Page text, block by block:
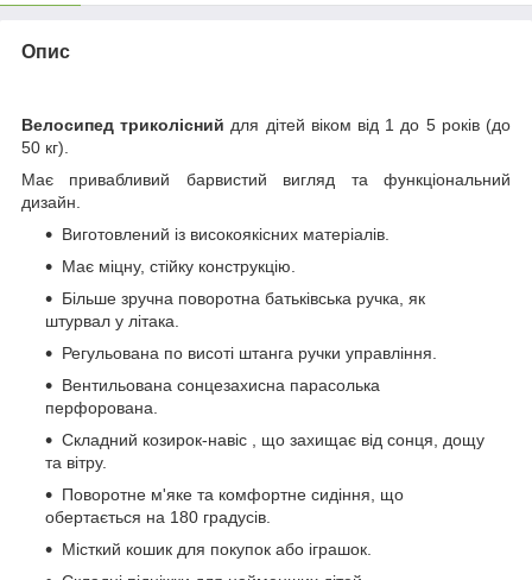
Опис
Велосипед триколісний для дітей віком від 1 до 5 років (до
50 кг).
Має привабливий барвистий вигляд та функціональний
дизайн.
Виготовлений із високоякісних матеріалів.
Має міцну, стійку конструкцію.
Більше зручна поворотна батьківська ручка, як
штурвал у літака.
Регульована по висоті штанга ручки управління.
Вентильована сонцезахисна парасолька
перфорована.
Складний козирок-навіс , що захищає від сонця, дощу
та вітру.
Поворотне м'яке та комфортне сидіння, що
обертається на 180 градусів.
Місткий кошик для покупок або іграшок.